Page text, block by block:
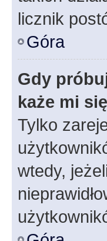
licznik
Góra
Gdy
każe mi
Tylko
wtedy,